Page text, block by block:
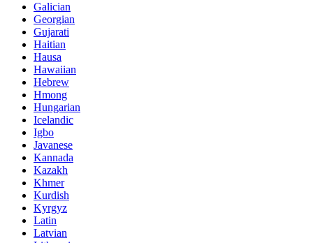
Galician
Georgian
Gujarati
Haitian
Hausa
Hawaiian
Hebrew
Hmong
Hungarian
Icelandic
Igbo
Javanese
Kannada
Kazakh
Khmer
Kurdish
Kyrgyz
Latin
Latvian